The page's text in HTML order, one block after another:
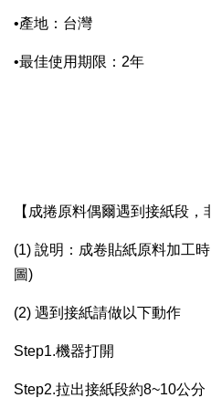
•產地：台灣
•最佳使用期限：2年
【成捲原料偶爾遇到接紙段，
(1) 說明：成卷貼紙原料加工
圖)
(2) 遇到接紙請做以下動作
Step1.機器打開
Step2.拉出接紙段約8~10公分